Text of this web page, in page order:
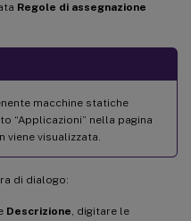
Regole di assegnazione
macchine statiche
“Applicazioni” nella pagina
viene visualizzata.
di dialogo:
Descrizione, digitare le